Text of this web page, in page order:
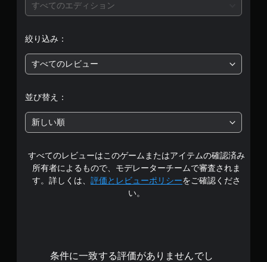
5
段
中
の
3
.
すべてのエディション
絞り込み：
すべてのレビュー
並び替え：
新しい順
すべてのレビューはこのゲームまたはアイテムの確認済み
所有者によるもので、モデレーターチームで審査されま
す。詳しくは、 評価とレビューポリシーをご確認くださ
い。
条件に一致する評価がありませんでし